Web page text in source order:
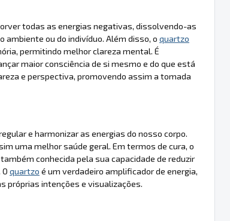
todas as energias negativas, dissolvendo-as
ou do indivíduo. Além disso, o quartzo
permitindo melhor clareza mental. É
maior consciência de si mesmo e do que está
e perspectiva, promovendo assim a tomada
e harmonizar as energias do nosso corpo.
uma melhor saúde geral. Em termos de cura, o
conhecida pela sua capacidade de reduzir
quartzo é um verdadeiro amplificador de energia,
próprias intenções e visualizações.